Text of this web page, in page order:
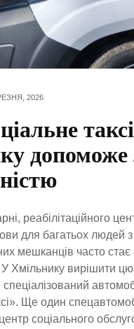
2026
реабілітаційного
для багатьох людей з
мешканців часто стає
Хмільнику вирішити
Ще один
соціального